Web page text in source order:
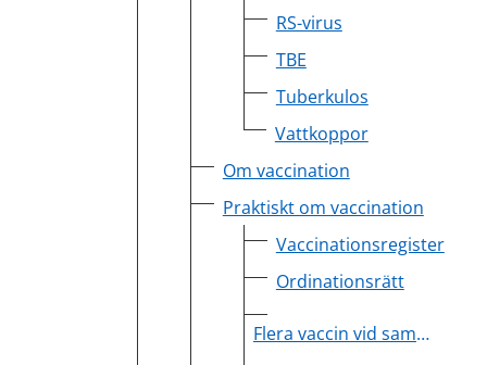
RS-virus
TBE
Tuberkulos
Vattkoppor
Om vaccination
Praktiskt om vaccination
Vaccinationsregister
Ordinationsrätt
Flera vaccin vid samma tillfälle